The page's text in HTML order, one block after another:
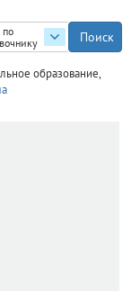
по
образование,